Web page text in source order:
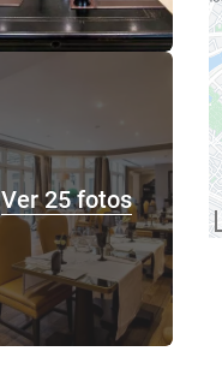
Ver 25 fotos